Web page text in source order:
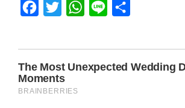
Facebook
Twitter WhatsApp
Line